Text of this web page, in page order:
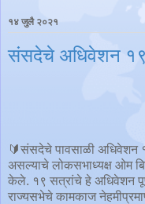
१४ जुलै २०२१
संसदेचे अधिवेशन
🔰संसदेचे पावसाळी अधिवेशन
असल्याचे लोकसभाध्यक्ष ओम
केले. १९ सत्रांचे हे अधिवेशन
राज्यसभेचे कामकाज